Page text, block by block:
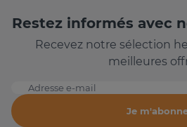
Restez informés avec
Recevez notre sélection
meilleures
Adresse e-mail
Je